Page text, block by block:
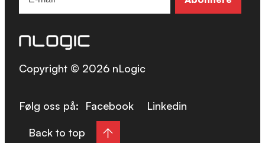
Back to top
Copyright © 2026 nLogic
Følg oss på: Facebook Linkedin